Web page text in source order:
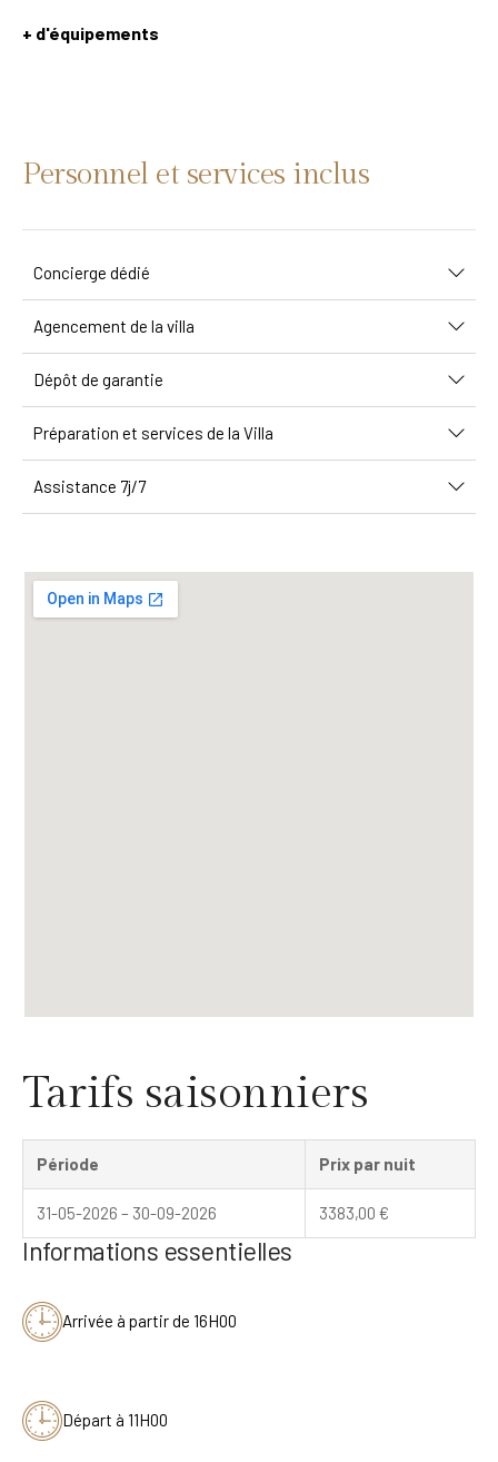
+ d'équipements
Personnel et services inclus
Concierge dédié
Agencement de la villa
Dépôt de garantie
Préparation et services de la Villa
Assistance 7j/7
Tarifs saisonniers
Période Prix par nuit
31-05-2026 – 30-09-2026 3383,00 €
Informations essentielles
Arrivée à partir de 16H00
Départ à 11H00